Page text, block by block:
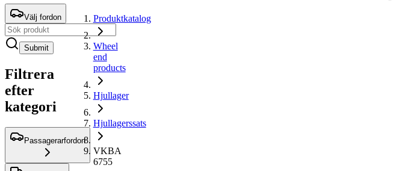
Välj fordon
Submit
Filtrera
efter
kategori
Passagerarfordon
Produktkatalog
Wheel
end
products
Hjullager
Hjullagerssats
VKBA
6755